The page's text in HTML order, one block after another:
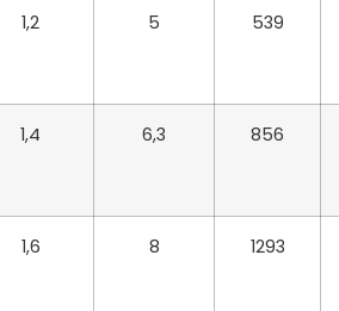
1,2 5 539
1,4 6,3 856
1,6 8 1293